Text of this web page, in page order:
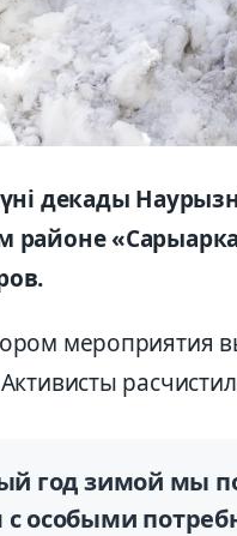
декады
районе
мероприятия
год зимой мы
особыми